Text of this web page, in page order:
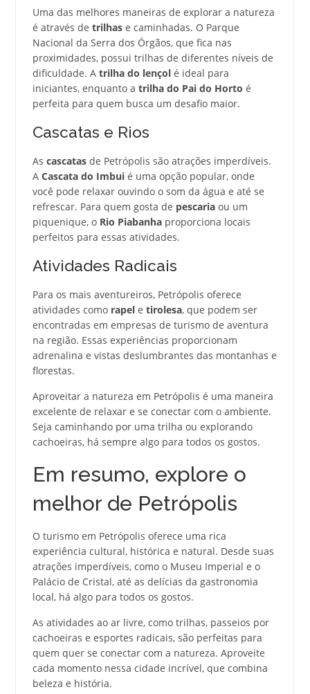
Uma das melhores maneiras de explorar a natureza
é através de trilhase caminhadas. O Parque
Nacional da Serra dos Órgãos, que fica nas
proximidades, possui trilhas de diferentes níveis de
dificuldade. A trilha do lençolé ideal para
iniciantes, enquanto a trilha do Pai do Horto é
perfeita para quem busca um desafio maior.
Cascatas e Rios
As cascatasde Petrópolis são atrações imperdíveis.
A Cascata do Imbuié uma opção popular, onde
você pode relaxar ouvindo o som da água e até se
refrescar. Para quem gosta de pescariaou um
piquenique, o Rio Piabanhaproporciona locais
perfeitos para essas atividades.
Atividades Radicais
Para os mais aventureiros, Petrópolis oferece
atividades como rapele tirolesa, que podem ser
encontradas em empresas de turismo de aventura
na região. Essas experiências proporcionam
adrenalina e vistas deslumbrantes das montanhas e
florestas.
Aproveitar a natureza em Petrópolis é uma maneira
excelente de relaxar e se conectar com o ambiente.
Seja caminhando por uma trilha ou explorando
cachoeiras, há sempre algo para todos os gostos.
Em resumo, explore o
melhor de Petrópolis
O turismo em Petrópolis oferece uma rica
experiência cultural, histórica e natural. Desde suas
atrações imperdíveis, como o Museu Imperial e o
Palácio de Cristal, até as delícias da gastronomia
local, há algo para todos os gostos.
As atividades ao ar livre, como trilhas, passeios por
cachoeiras e esportes radicais, são perfeitas para
quem quer se conectar com a natureza. Aproveite
cada momento nessa cidade incrível, que combina
beleza e história.